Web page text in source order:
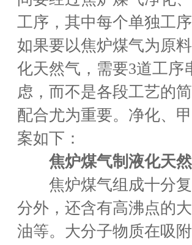
工序，其中每个单独工
如果要以焦炉煤气为原
化天然气，需要3道工序
虑，而不是各段工艺的
配合尤为重要。净化、
案如下：
焦炉煤气制液化天
焦炉煤气组成十分复
分外，还含有高沸点的
油等。大分子物质在吸